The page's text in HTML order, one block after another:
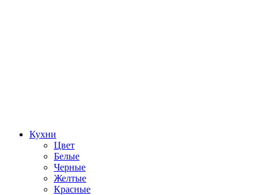
Кухни
Цвет
Белые
Черные
Желтые
Красные